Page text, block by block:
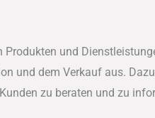
und
und dem Verkauf aus.
zu beraten und zu